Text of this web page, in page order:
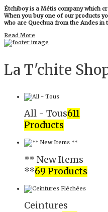
Étchiboy is a Métis company which
When you buy one of our products
who are Quechua from the Andes in
Read More
La T'chite
All - Tous611
Products
** New Items
**69 Products
Ceintures